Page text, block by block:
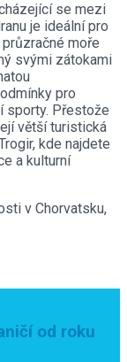
se mezi
je ideální pro
moře
svými zátokami
pro
sporty. Přestože
větší turistická
kde najdete
a kulturní
v Chorvatsku,
od roku